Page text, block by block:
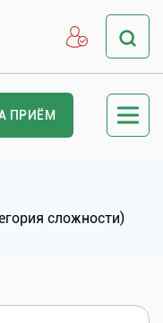
ПРИЁМ
сложности)